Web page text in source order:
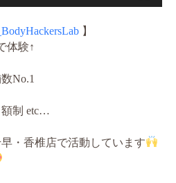
】
体験↑
No.1
制 etc…
・香椎店で活動しています